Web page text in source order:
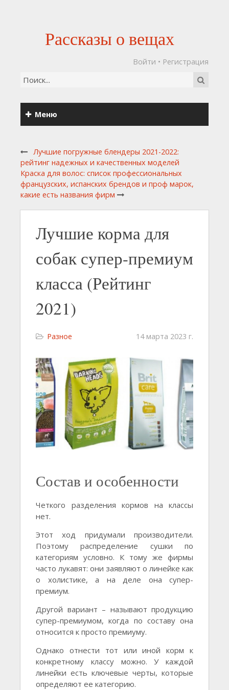
Рассказы о вещах
Войти • Регистрация
Меню
Лучшие погружные блендеры 2021-2022:
рейтинг надежных и качественных моделей
Краска для волос: список профессиональных
французских, испанских брендов и проф марок,
какие есть названия фирм
Лучшие корма для
собак супер-премиум
класса (Рейтинг
2021)
Разное 14 марта 2023 г.
Состав и особенности
Четкого разделения кормов на классы
нет.
Этот ход придумали производители.
Поэтому распределение сушки по
категориям условно. К тому же фирмы
часто лукавят: они заявляют о линейке как
о холистике, а на деле она супер-
премиум.
Другой вариант – называют продукцию
супер-премиумом, когда по составу она
относится к просто премиуму.
Однако отнести тот или иной корм к
конкретному классу можно. У каждой
линейки есть ключевые черты, которые
определяют ее категорию.